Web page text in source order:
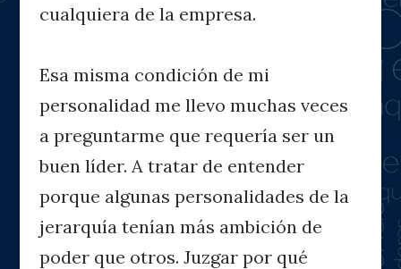
cualquiera de la empresa.
Esa misma condición de mi
personalidad me llevo muchas veces
a preguntarme que requería ser un
buen líder. A tratar de entender
porque algunas personalidades de la
jerarquía tenían más ambición de
poder que otros. Juzgar por qué